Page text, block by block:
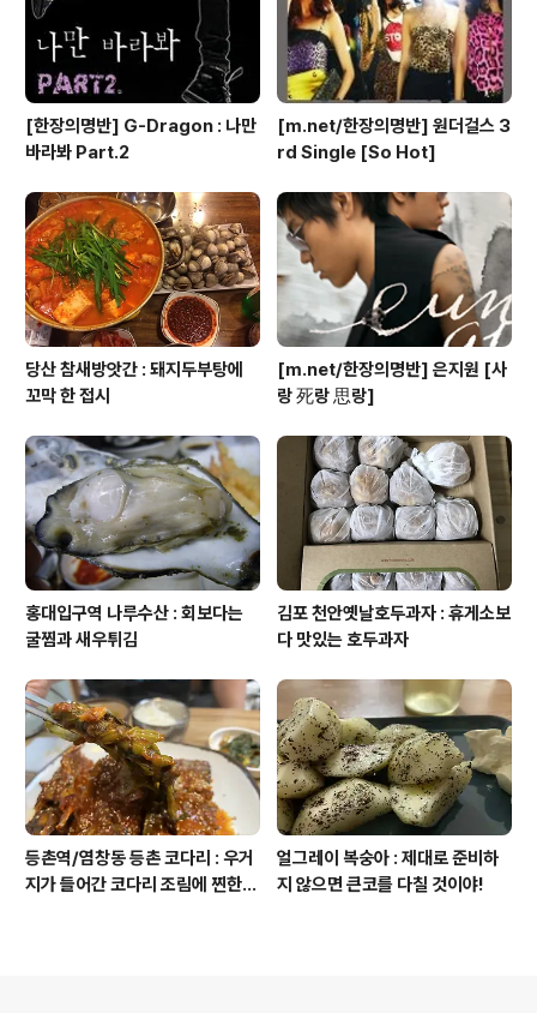
가며 말아준다. 사실 그 다음이 ..
[한장의명반] G-Dragon : 나만
바라봐 Part.2
[m.net/한장의명반] 원더걸스 3
rd Single [So Hot]
당산 참새방앗간 : 돼지두부탕에
꼬막 한 접시
[m.net/한장의명반] 은지원 [사
랑 死랑 思랑]
홍대입구역 나루수산 : 회보다는
굴찜과 새우튀김
김포 천안옛날호두과자 : 휴게소보
다 맛있는 호두과자
등촌역/염창동 등촌 코다리 : 우거
지가 들어간 코다리 조림에 찐한
얼그레이 복숭아 : 제대로 준비하
지 않으면 큰코를 다칠 것이야!